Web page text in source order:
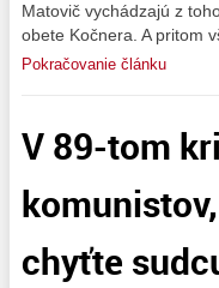
Matovič vychádzajú z
obete Kočnera. A pritom
Pokračovanie článku
V 89-tom
chyťte